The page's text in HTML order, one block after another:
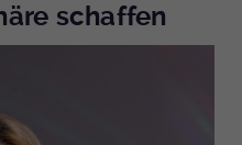
schaffen